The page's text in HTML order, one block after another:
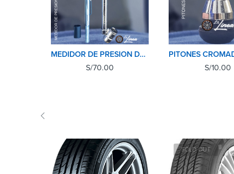
MEDIDOR DE PRESION DE NEUMATICOS(LLANTAS) PCL
S/70.00
S/10.00
SOLD OUT